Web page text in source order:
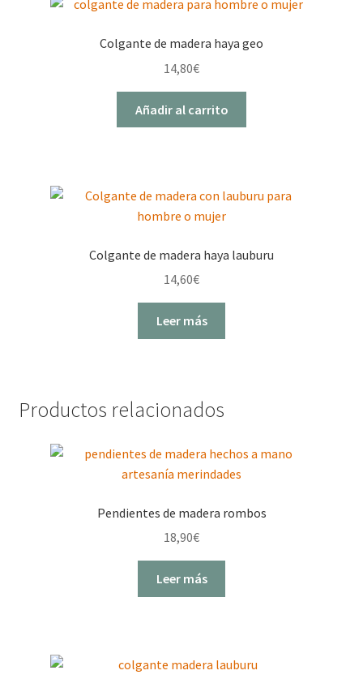
Colgante de madera haya geo
14,80€
Añadir al carrito
Colgante de madera haya lauburu
14,60€
Leer más
Productos relacionados
Pendientes de madera rombos
18,90€
Leer más